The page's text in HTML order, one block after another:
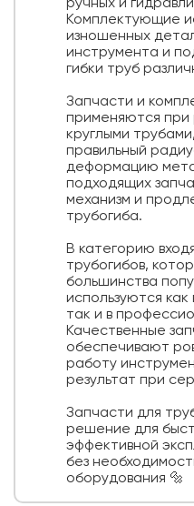
ручных и
Комплектующие
изношенных
инструмента и
гибки труб
Запчасти и
применяются при
круглыми
правильный
деформацию
подходящих
механизм и
трубогиба.
В категорию
трубогибов,
большинства
используются
так и в
Качественные
обеспечивают
работу
результат при
Запчасти для
решение для
эффективной
без
оборудования 🔩